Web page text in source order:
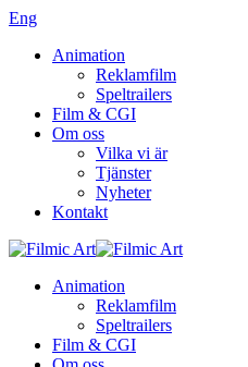
Eng
Animation
Reklamfilm
Speltrailers
Film & CGI
Om oss
Vilka vi är
Tjänster
Nyheter
Kontakt
Animation
Reklamfilm
Speltrailers
Film & CGI